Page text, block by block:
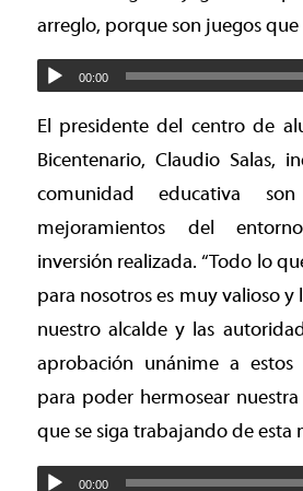
arreglo, porque son juegos que
00:00
El presidente del centro de
Bicentenario, Claudio Salas,
comunidad educativa
mejoramientos del
inversión realizada. “Todo lo
para nosotros es muy valioso
nuestro alcalde y las
aprobación unánime a estos
para poder hermosear
que se siga trabajando de esta
00:00